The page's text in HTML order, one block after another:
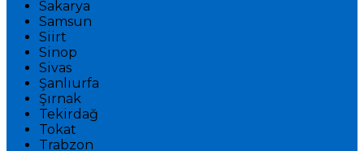
Sakarya
Samsun
Siirt
Sinop
Sivas
Şanlıurfa
Şırnak
Tekirdağ
Tokat
Trabzon